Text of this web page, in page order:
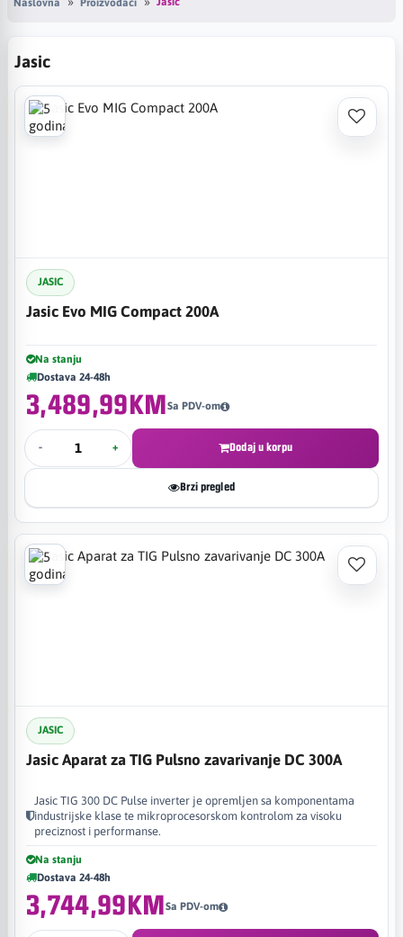
Naslovna Proizvođači
Jasic
JASIC
Jasic Evo MIG Compact 200A
Na stanju
Dostava 24-48h
3,489,99KMSa PDV-om
- + Dodaj u korpu
Brzi pregled
JASIC
Jasic Aparat za TIG Pulsno zavarivanje DC 300A
Jasic TIG 300 DC Pulse inverter je opremljen sa komponentama
industrijske klase te mikroprocesorskom kontrolom za visoku
preciznost i performanse.
Na stanju
Dostava 24-48h
3,744,99KMSa PDV-om